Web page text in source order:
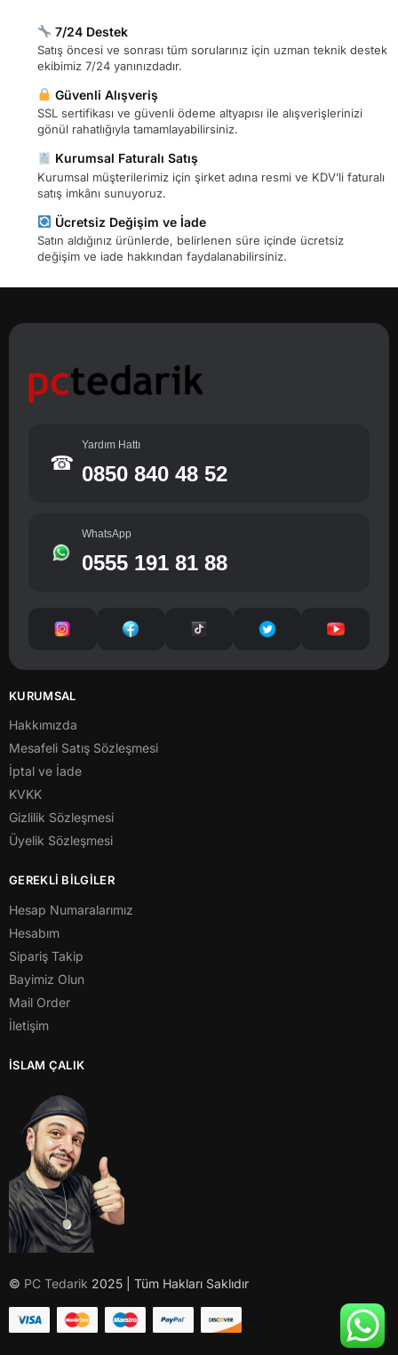
7/24 Destek
Satış öncesi ve sonrası tüm sorularınız için uzman teknik destek
ekibimiz 7/24 yanınızdadır.
Güvenli Alışveriş
SSL sertifikası ve güvenli ödeme altyapısı ile alışverişlerinizi
gönül rahatlığıyla tamamlayabilirsiniz.
Kurumsal Faturalı Satış
Kurumsal müşterilerimiz için şirket adına resmi ve KDV’li faturalı
satış imkânı sunuyoruz.
Ücretsiz Değişim ve İade
Satın aldığınız ürünlerde, belirlenen süre içinde ücretsiz
değişim ve iade hakkından faydalanabilirsiniz.
☎
Yardım Hattı
0850 840 48 52
WhatsApp
0555 191 81 88
KURUMSAL
Hakkımızda
Mesafeli Satış Sözleşmesi
İptal ve İade
KVKK
Gizlilik Sözleşmesi
Üyelik Sözleşmesi
GEREKLİ BİLGİLER
Hesap Numaralarımız
Hesabım
Sipariş Takip
Bayimiz Olun
Mail Order
İletişim
İSLAM ÇALIK
© PC Tedarik 2025 | Tüm Hakları Saklıdır